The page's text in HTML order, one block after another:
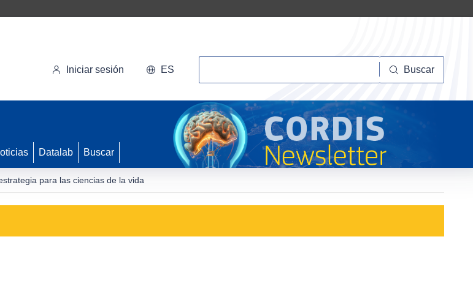
Iniciar sesión ES Buscar
Datalab Buscar
para las ciencias de la vida